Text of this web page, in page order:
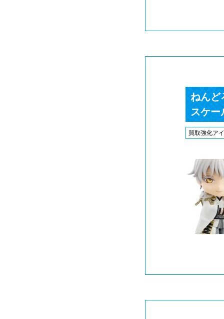
ねんど
スケー
買取強化ア